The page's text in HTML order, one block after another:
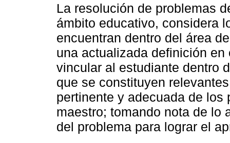
La resolución de problemas
ámbito educativo, considera
encuentran dentro del área
una actualizada definición
vincular al estudiante dentro
que se constituyen
pertinente y adecuada de
maestro; tomando nota de lo
del problema para lograr el